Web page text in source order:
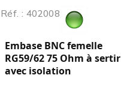
Réf. : 402008
Embase BNC femelle
RG59/62 75 Ohm à sertir
avec isolation